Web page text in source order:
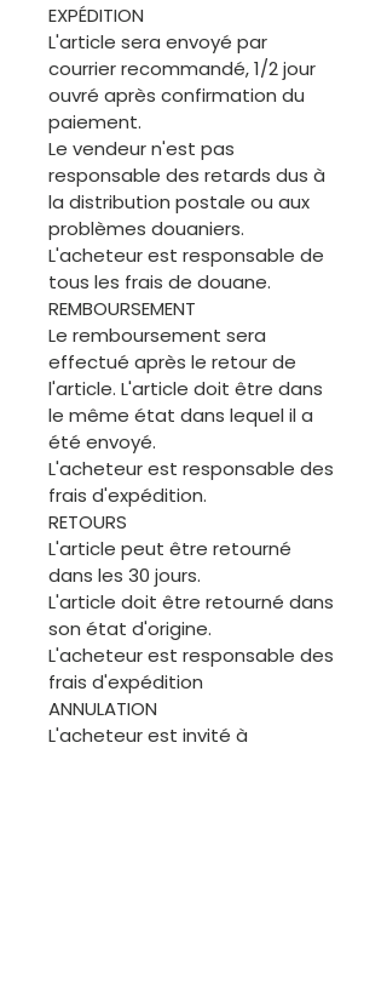
EXPÉDITION
L'article sera envoyé par
courrier recommandé, 1/2 jour
ouvré après confirmation du
paiement.
Le vendeur n'est pas
responsable des retards dus à
la distribution postale ou aux
problèmes douaniers.
L'acheteur est responsable de
tous les frais de douane.
REMBOURSEMENT
Le remboursement sera
effectué après le retour de
l'article. L'article doit être dans
le même état dans lequel il a
été envoyé.
L'acheteur est responsable des
frais d'expédition.
RETOURS
L'article peut être retourné
dans les 30 jours.
L'article doit être retourné dans
son état d'origine.
L'acheteur est responsable des
frais d'expédition
ANNULATION
L'acheteur est invité à